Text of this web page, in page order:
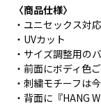
〈商品仕様〉
・ユニセックス対応
・UVカット
・サイズ調整用の
・前面にボディ色
・刺繍モチーフは
・背面に『HANG